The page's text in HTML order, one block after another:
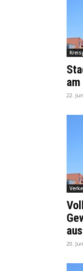
22.
20.